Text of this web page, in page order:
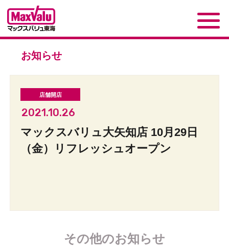
お知らせ
2021.10.26
マックスバリュ大矢知店 10月29日
（金）リフレッシュオープン
その他のお知らせ